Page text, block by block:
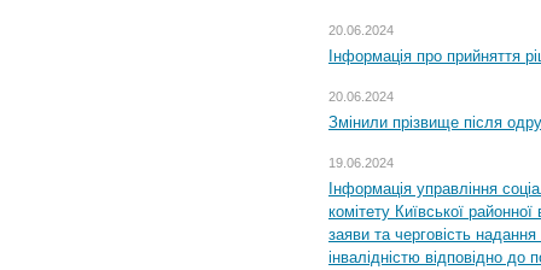
20.06.2024
Інформація про прийняття
20.06.2024
Змінили прізвище після
19.06.2024
Інформація управління
комітету Київської
заяви та черговість надання
інвалідністю відповідно